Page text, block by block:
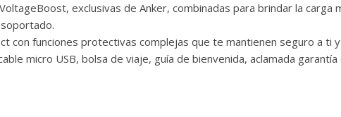
exclusivas de Anker, combinadas para brindar la carga
con funciones protectivas complejas que te mantienen seguro a ti
micro USB, bolsa de viaje, guía de bienvenida, aclamada